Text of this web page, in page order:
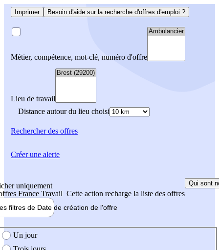
Imprimer Besoin d'aide sur la recherche d'offres d'emploi ?
Métier, compétence, mot-clé, numéro d'offre
Lieu de travail
Distance autour du lieu choisi
Rechercherdes offres
uniquement
France Travail Cette action recharge la liste des offres
Qui sont
filtres de Date de création de l'offre
création de l'offre
Un jour
Créer une alerte